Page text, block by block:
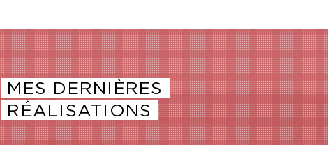
MES DERNIÈRES
RÉALISATIONS